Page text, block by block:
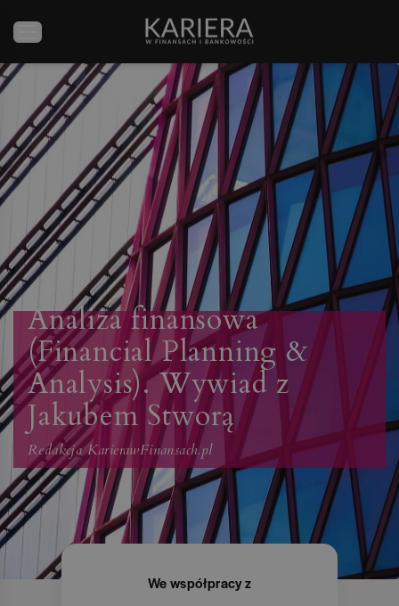
Analiza finansowa
(Financial Planning &
Analysis). Wywiad z
Jakubem Stworą
Redakcja KarierawFinansach.pl
We współpracy z